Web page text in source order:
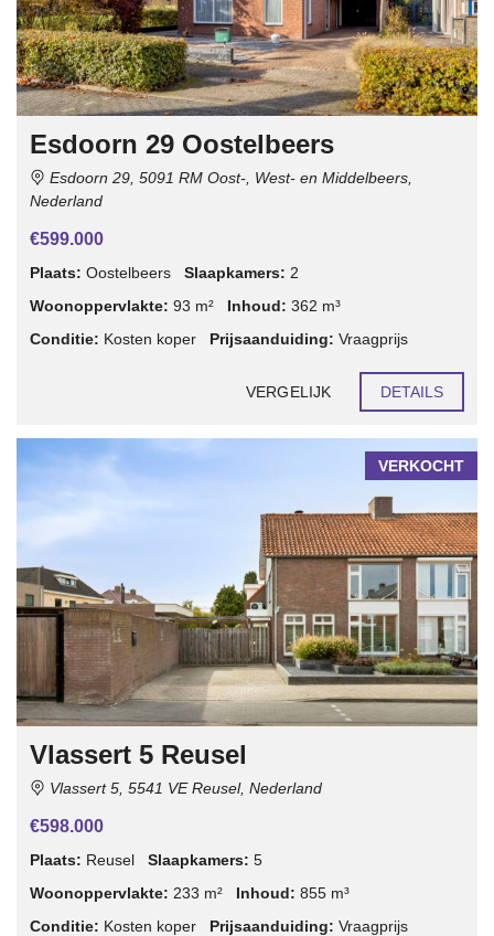
Esdoorn 29 Oostelbeers
Esdoorn 29, 5091 RM Oost-, West- en Middelbeers,
Nederland
€599.000
Plaats: Oostelbeers Slaapkamers: 2
Woonoppervlakte: 93 m² Inhoud: 362 m³
Conditie: Kosten koper Prijsaanduiding: Vraagprijs
VERGELIJK DETAILS
VERKOCHT
Vlassert 5 Reusel
Vlassert 5, 5541 VE Reusel, Nederland
€598.000
Plaats: Reusel Slaapkamers: 5
Woonoppervlakte: 233 m² Inhoud: 855 m³
Conditie: Kosten koper Prijsaanduiding: Vraagprijs